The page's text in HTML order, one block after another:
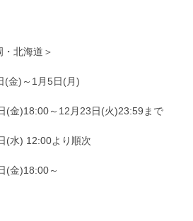
北海道＞
(金)～1月5日(月)
(金)18:00～12月23日(火)23:59まで
(水) 12:00より順次
(金)18:00～